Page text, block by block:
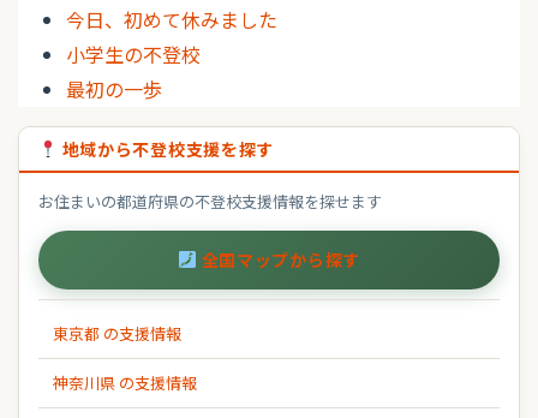
今日、初めて休みました
小学生の不登校
最初の一歩
地域から不登校支援を探す
お住まいの都道府県の不登校支援情報を探せます
全国マップから探す
東京都 の支援情報
神奈川県 の支援情報